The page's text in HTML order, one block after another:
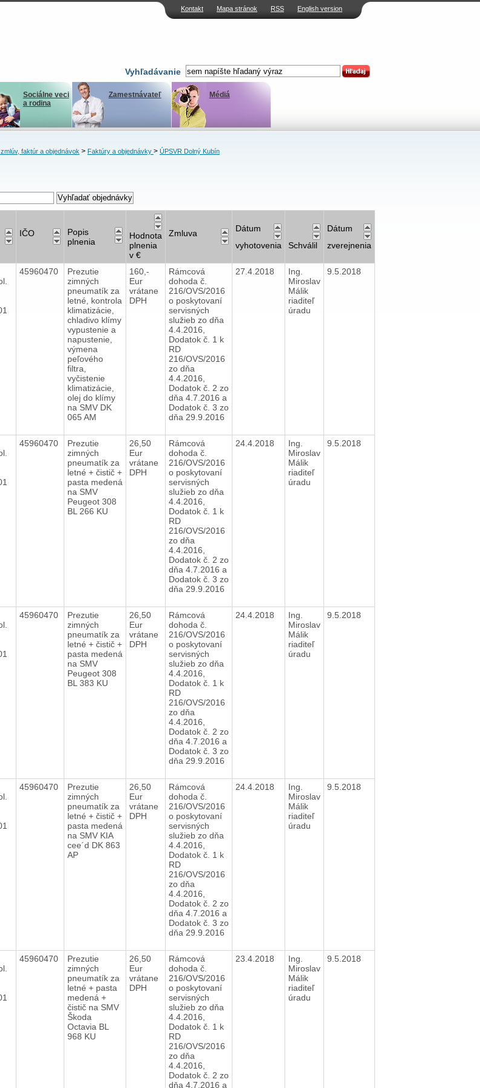
Kontakt Mapa stránok RSS English version
Vyhľadávanie
Sociálne veci
a rodina
Zamestnávateľ Médiá
faktúr a objednávok> Faktúry a objednávky > ÚPSVR Dolný Kubín
IČO
Popis
plnenia
Hodnota
plnenia
v €
Zmluva
Dátum
vyhotovenia
Schválil
Dátum
zverejnenia
45960470
Prezutie
zimných
pneumatík za
letné, kontrola
klimatizácie,
chladivo klímy
vypustenie a
napustenie,
výmena
peľového
filtra,
vyčistenie
klimatizácie,
olej do klímy
na SMV DK
065 AM
160,-
Eur
vrátane
DPH
Rámcová
dohoda č.
216/OVS/2016
o poskytovaní
servisných
služieb zo dňa
4.4.2016,
Dodatok č. 1 k
RD
216/OVS/2016
zo dňa
4.4.2016,
Dodatok č. 2 zo
dňa 4.7.2016 a
Dodatok č. 3 zo
dňa 29.9.2016
27.4.2018
Ing.
Miroslav
Málik
riaditeľ
úradu
9.5.2018
45960470
Prezutie
zimných
pneumatík za
letné + čistič +
pasta medená
na SMV
Peugeot 308
BL 266 KU
26,50
Eur
vrátane
DPH
Rámcová
dohoda č.
216/OVS/2016
o poskytovaní
servisných
služieb zo dňa
4.4.2016,
Dodatok č. 1 k
RD
216/OVS/2016
zo dňa
4.4.2016,
Dodatok č. 2 zo
dňa 4.7.2016 a
Dodatok č. 3 zo
dňa 29.9.2016
24.4.2018
Ing.
Miroslav
Málik
riaditeľ
úradu
9.5.2018
45960470
Prezutie
zimných
pneumatík za
letné + čistič +
pasta medená
na SMV
Peugeot 308
BL 383 KU
26,50
Eur
vrátane
DPH
Rámcová
dohoda č.
216/OVS/2016
o poskytovaní
servisných
služieb zo dňa
4.4.2016,
Dodatok č. 1 k
RD
216/OVS/2016
zo dňa
4.4.2016,
Dodatok č. 2 zo
dňa 4.7.2016 a
Dodatok č. 3 zo
dňa 29.9.2016
24.4.2018
Ing.
Miroslav
Málik
riaditeľ
úradu
9.5.2018
45960470
Prezutie
zimných
pneumatík za
letné + čistič +
pasta medená
na SMV KIA
cee´d DK 863
AP
26,50
Eur
vrátane
DPH
Rámcová
dohoda č.
216/OVS/2016
o poskytovaní
servisných
služieb zo dňa
4.4.2016,
Dodatok č. 1 k
RD
216/OVS/2016
zo dňa
4.4.2016,
Dodatok č. 2 zo
dňa 4.7.2016 a
Dodatok č. 3 zo
dňa 29.9.2016
24.4.2018
Ing.
Miroslav
Málik
riaditeľ
úradu
9.5.2018
45960470
Prezutie
zimných
pneumatík za
letné + pasta
medená +
čistič na SMV
Škoda
Octavia BL
968 KU
26,50
Eur
vrátane
DPH
Rámcová
dohoda č.
216/OVS/2016
o poskytovaní
servisných
služieb zo dňa
4.4.2016,
Dodatok č. 1 k
RD
216/OVS/2016
zo dňa
4.4.2016,
Dodatok č. 2 zo
dňa 4.7.2016 a
23.4.2018
Ing.
Miroslav
Málik
riaditeľ
úradu
9.5.2018